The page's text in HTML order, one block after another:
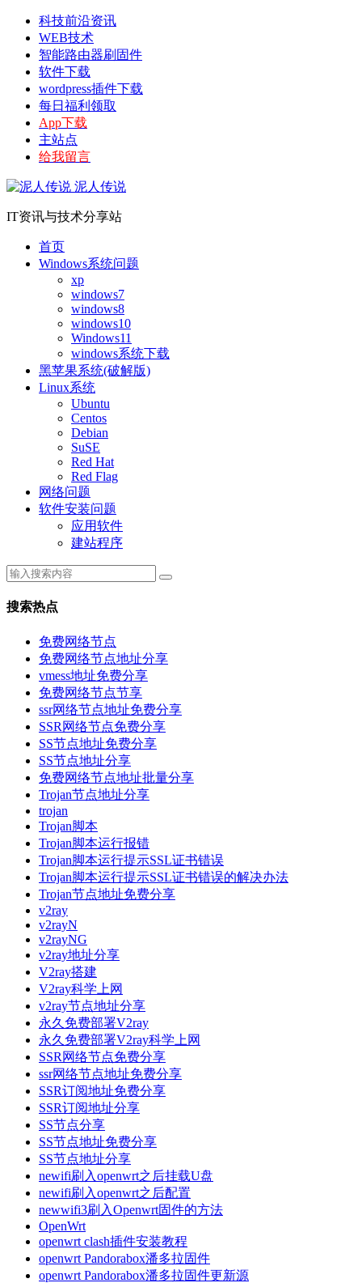
科技前沿资讯
WEB技术
智能路由器刷固件
软件下载
wordpress插件下载
每日福利领取
App下载
主站点
给我留言
泥人传说
IT资讯与技术分享站
首页
Windows系统问题
xp
windows7
windows8
windows10
Windows11
windows系统下载
黑苹果系统(破解版)
Linux系统
Ubuntu
Centos
Debian
SuSE
Red Hat
Red Flag
网络问题
软件安装问题
应用软件
建站程序
搜索热点
免费网络节点
免费网络节点地址分享
vmess地址免费分享
免费网络节点节享
ssr网络节点地址免费分享
SSR网络节点免费分享
SS节点地址免费分享
SS节点地址分享
免费网络节点地址批量分享
Trojan节点地址分享
trojan
Trojan脚本
Trojan脚本运行报错
Trojan脚本运行提示SSL证书错误
Trojan脚本运行提示SSL证书错误的解决办法
Trojan节点地址免费分享
v2ray
v2rayN
v2rayNG
v2ray地址分享
V2ray搭建
V2ray科学上网
v2ray节点地址分享
永久免费部署V2ray
永久免费部署V2ray科学上网
SSR网络节点免费分享
ssr网络节点地址免费分享
SSR订阅地址免费分享
SSR订阅地址分享
SS节点分享
SS节点地址免费分享
SS节点地址分享
newifi刷入openwrt之后挂载U盘
newifi刷入openwrt之后配置
newwifi3刷入Openwrt固件的方法
OpenWrt
openwrt clash插件安装教程
openwrt Pandorabox潘多拉固件
openwrt Pandorabox潘多拉固件更新源